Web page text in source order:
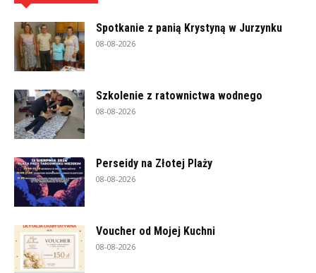
Spotkanie z panią Krystyną w Jurzynku
08-08-2026
Szkolenie z ratownictwa wodnego
08-08-2026
Perseidy na Złotej Plaży
08-08-2026
Voucher od Mojej Kuchni
08-08-2026